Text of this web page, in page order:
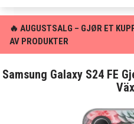
🔥 AUGUSTSALG – GJØR ET
AV PRODUKTER
Samsung Galaxy S24 FE